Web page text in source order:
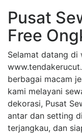
Pusat
Free
Selamat datang di
berbagai macam
kami melayani
dekorasi, Pusat
antar dan setting
terjangkau, dan